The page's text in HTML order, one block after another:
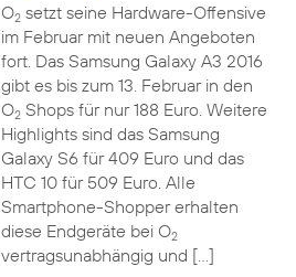
O2setzt seine Hardware-Offensive
im Februar mit neuen Angeboten
fort. Das Samsung Galaxy A3 2016
gibt es bis zum 13. Februar in den
O2Shops für nur 188 Euro. Weitere
Highlights sind das Samsung
Galaxy S6 für 409 Euro und das
HTC 10 für 509 Euro. Alle
Smartphone-Shopper erhalten
diese Endgeräte bei O2
vertragsunabhängig und […]